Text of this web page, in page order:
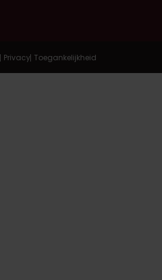
Privacy Toegankelijkheid